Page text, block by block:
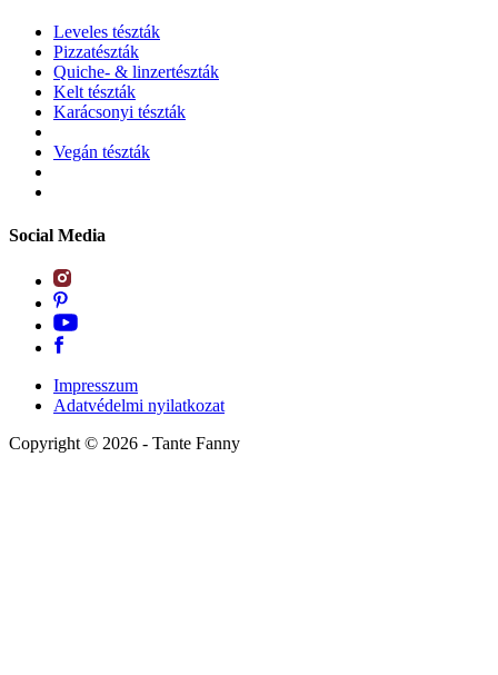
Leveles tészták
Pizzatészták
Quiche- & linzertészták
Kelt tészták
Karácsonyi tészták
Vegán tészták
Social Media
Impresszum
Adatvédelmi nyilatkozat
Copyright © 2026 - Tante Fanny